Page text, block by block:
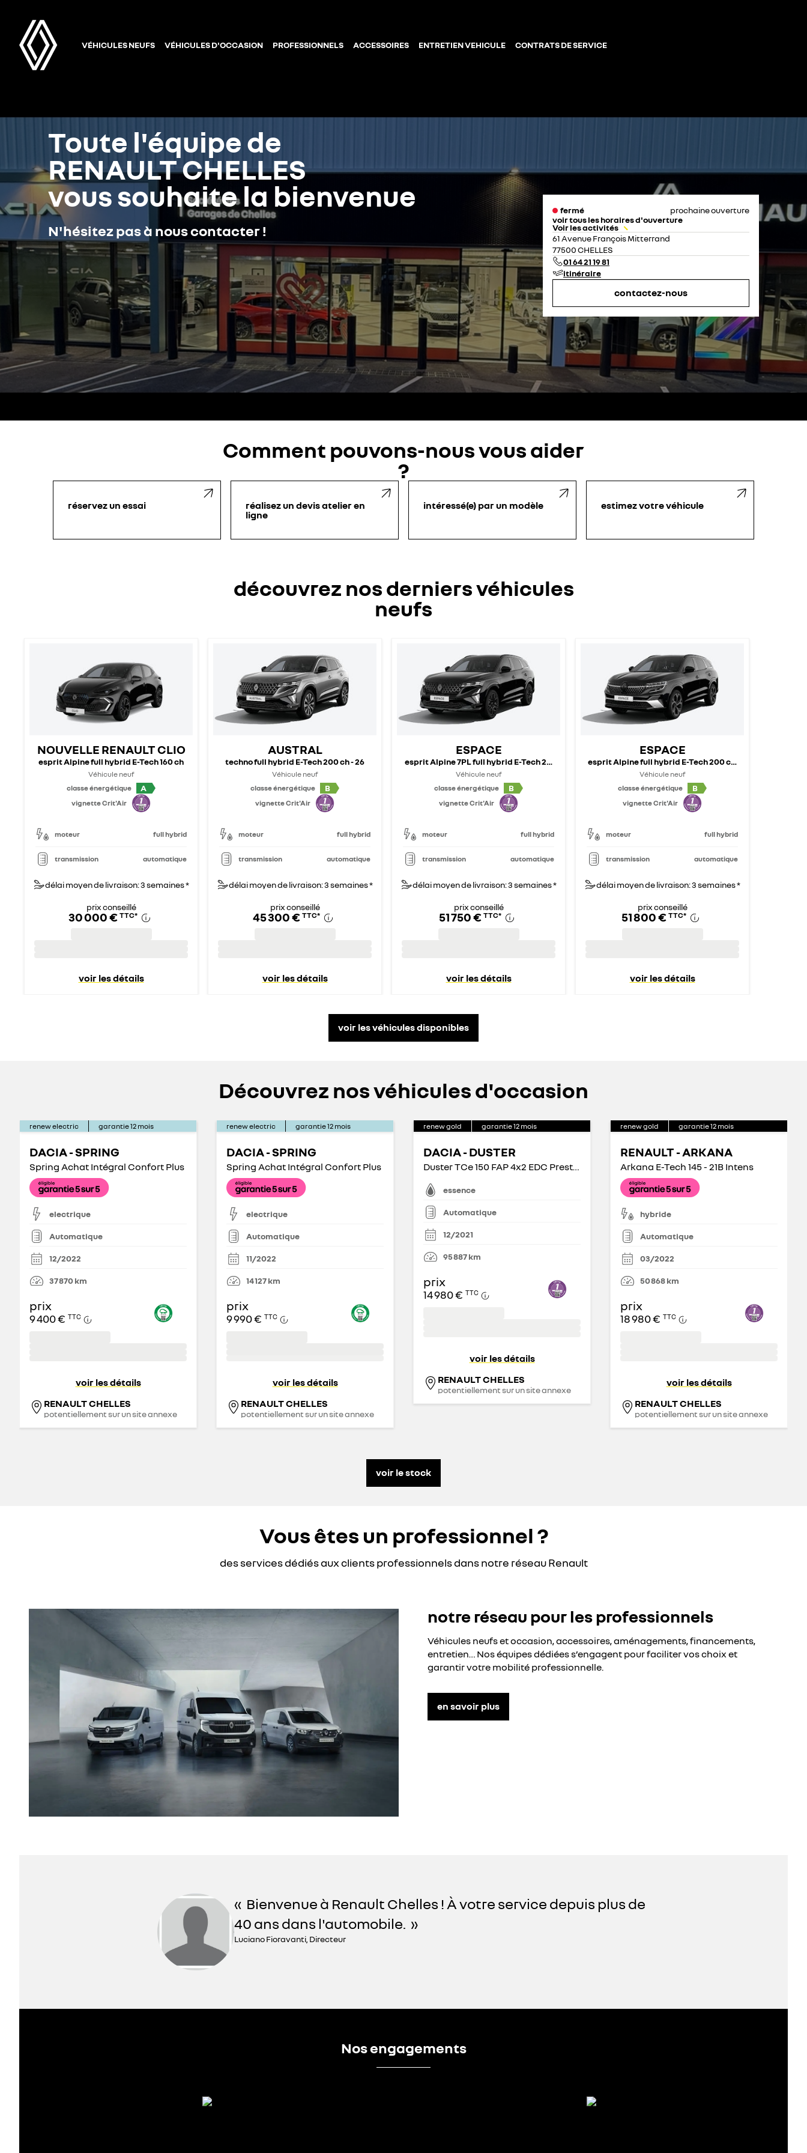
VÉHICULES NEUFS VÉHICULES D'OCCASION PROFESSIONNELS ACCESSOIRES ENTRETIEN VEHICULE CONTRATS DE SERVICE
Toute l'équipe de
RENAULT CHELLES
vous souhaite la bienvenue
N'hésitez pas à nous contacter !
fermé
prochaine ouverture
voir tous les horaires d'ouverture
lundi
mardi
08:00 - 12:00
mercredi
jeudi
vendredi
Voir les activités
61 Avenue François Mitterrand
77500 CHELLES
01 64 21 19 81
itinéraire
contactez-nous
Comment pouvons-nous vous aider
?
réservez un essai
réalisez un devis atelier en
ligne
intéressé(e) par un modèle estimez votre véhicule
découvrez nos derniers véhicules
neufs
NOUVELLE RENAULT CLIO
esprit Alpine full hybrid E-Tech 160 ch
Véhicule neuf
classe énergétique
A
vignette Crit'Air
moteur full hybrid
transmission automatique
délai moyen de livraison: 3 semaines *
prix conseillé
30 000 € TTC*
voir les détails
AUSTRAL
techno full hybrid E-Tech 200 ch - 26
Véhicule neuf
classe énergétique
B
vignette Crit'Air
moteur full hybrid
transmission automatique
délai moyen de livraison: 3 semaines *
prix conseillé
45 300 € TTC*
voir les détails
ESPACE
esprit Alpine 7PL full hybrid E-Tech 200 ch - 25
Véhicule neuf
classe énergétique
B
vignette Crit'Air
moteur full hybrid
transmission automatique
délai moyen de livraison: 3 semaines *
prix conseillé
51 750 € TTC*
voir les détails
ESPACE
esprit Alpine full hybrid E-Tech 200 ch - 24
Véhicule neuf
classe énergétique
B
vignette Crit'Air
moteur full hybrid
transmission automatique
délai moyen de livraison: 3 semaines *
prix conseillé
51 800 € TTC*
voir les détails
voir les véhicules disponibles
Découvrez nos véhicules d'occasion
renew electric garantie12 mois
DACIA - SPRING
Spring Achat Intégral Confort Plus
electrique
Automatique
12/2022
37 870km
prix
9 400 € TTC
voir les détails
RENAULT CHELLES
potentiellement sur un site annexe
renew electric garantie12 mois
DACIA - SPRING
Spring Achat Intégral Confort Plus
electrique
Automatique
11/2022
14 127km
prix
9 990 € TTC
voir les détails
RENAULT CHELLES
potentiellement sur un site annexe
renew gold garantie12 mois
DACIA - DUSTER
Duster TCe 150 FAP 4x2 EDC Prestige
essence
Automatique
12/2021
95 887km
prix
14 980 € TTC
voir les détails
RENAULT CHELLES
potentiellement sur un site annexe
renew gold garantie12 mois
RENAULT - ARKANA
Arkana E-Tech 145 - 21B Intens
hybride
Automatique
03/2022
50 868km
prix
18 980 € TTC
voir les détails
RENAULT CHELLES
potentiellement sur un site annexe
voir le stock
Vous êtes un professionnel ?
des services dédiés aux clients professionnels dans notre réseau Renault
notre réseau pour les professionnels
Véhicules neufs et occasion, accessoires, aménagements, financements,
entretien… Nos équipes dédiées s’engagent pour faciliter vos choix et
garantir votre mobilité professionnelle.
en savoir plus
Bienvenue à Renault Chelles ! À votre service depuis plus de
40 ans dans l'automobile.
Luciano Fioravanti, Directeur
Nos engagements